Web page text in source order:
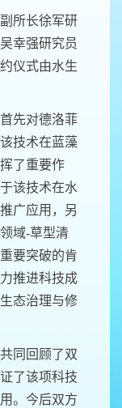
所长徐军研
幸强研究员
仪式由水生
先对德洛菲
技术在蓝藻
了重要作
该技术在水
广应用，另
域-草型清
要突破的肯
推进科技成
态治理与修
同回顾了双
了该项科技
。今后双方